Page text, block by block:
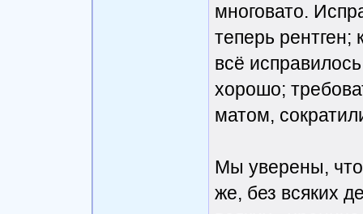
многовато.
теперь
всё
хорошо;
матом,
Мы уверены, что
же, без всяких